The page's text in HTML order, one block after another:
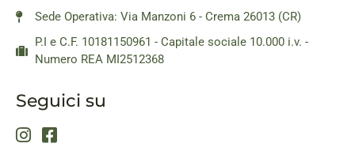
Sede Operativa: Via Manzoni 6 - Crema 26013 (CR)
P.I e C.F. 10181150961 - Capitale sociale 10.000 i.v. -
Numero REA MI2512368
Seguici su